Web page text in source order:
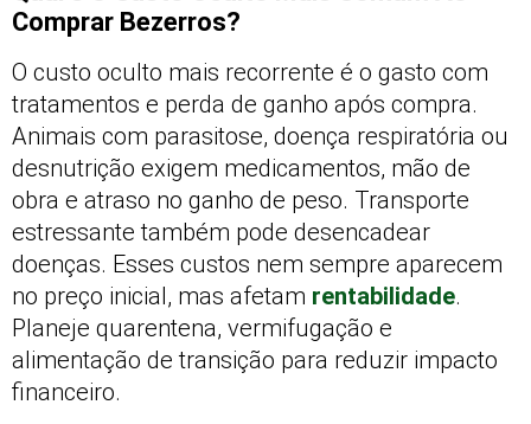
Comprar Bezerros?
O custo oculto mais recorrente é o gasto com
tratamentos e perda de ganho após compra.
Animais com parasitose, doença respiratória ou
desnutrição exigem medicamentos, mão de
obra e atraso no ganho de peso. Transporte
estressante também pode desencadear
doenças. Esses custos nem sempre aparecem
no preço inicial, mas afetam rentabilidade.
Planeje quarentena, vermifugação e
alimentação de transição para reduzir impacto
financeiro.